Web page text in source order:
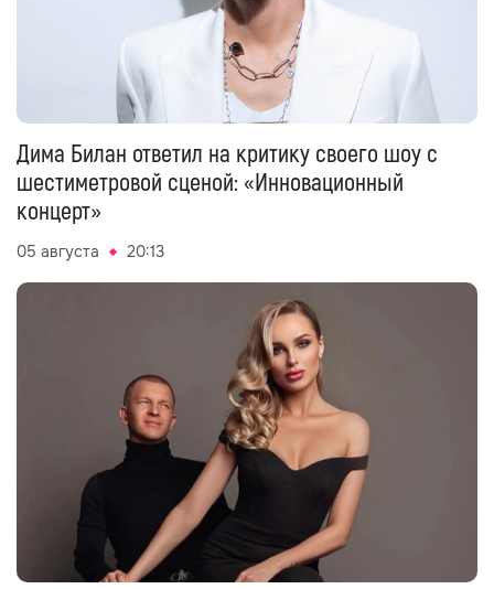
Дима Билан ответил на критику своего шоу с
шестиметровой сценой: «Инновационный
концерт»
05 августа 20:13